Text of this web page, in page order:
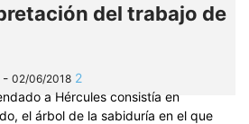
del trabajo de
- 02/06/2018 2
a Hércules consistía en
el árbol de la sabiduría en el que